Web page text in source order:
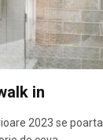
in
2023 se poarta